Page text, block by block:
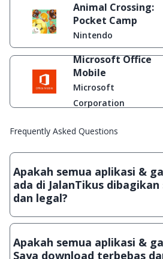
Animal Crossing:
Pocket Camp
Nintendo
Microsoft Office
Mobile
Microsoft
Corporation
Frequently Asked Questions
Apakah semua aplikasi &
ada di JalanTikus
dan legal?
Ya, JalanTikus hanya membagikan
crack, patch atau semacamnya.
Apakah semua aplikasi &
Saya download terbebas